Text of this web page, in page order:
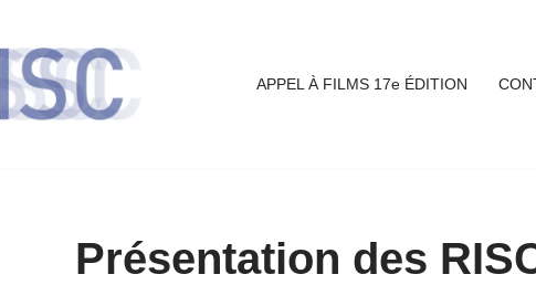
APPEL À FILMS 17e ÉDITION
Présentation des